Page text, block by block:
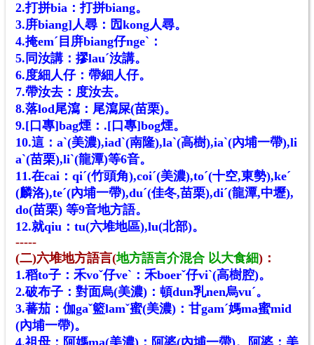
2.打拼bia：打拼biang。
3.庰biang]人尋：囥kong人尋。
4.掩emˊ目庰biang仔ngeˋ：
5.同汝講：摎lauˊ汝講。
6.度細人仔：帶細人仔。
7.帶汝去：度汝去。
8.落lod尾瀉：尾瀉屎(苗栗)。
9.[口專]bag煙：.[口專]bog煙。
10.這：aˋ(美濃),iadˋ(南隆),laˋ(高樹),iaˋ(內埔一帶),li
aˋ(苗栗),liˋ(龍潭)等6音。
11.在cai：qiˊ(竹頭角),coiˊ(美濃),toˊ(十空,東勢),keˊ
(麟洛),teˊ(內埔一帶),duˊ(佳冬,苗栗),diˊ(龍潭,中壢),
do(苗栗) 等9音地方語。
12.就qiu：tu(六堆地區),lu(北部)。
-----
(二)六堆地方語言(地方語言介混合 以大食細) ：
1.稻to子：禾voˇ仔veˋ：禾boerˇ仔viˋ(高樹腔)。
2.破布子：對面烏(美濃)：頓dun乳nen烏vuˊ。
3.蕃茄：伽gaˇ籃lamˇ蜜(美濃)：甘gamˊ媽ma蜜mid
(內埔一帶)。